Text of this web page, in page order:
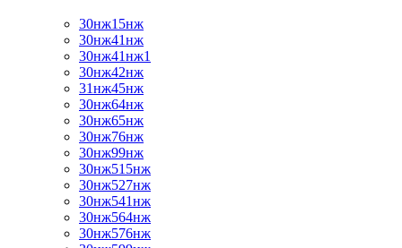
30нж15нж
30нж41нж
30нж41нж1
30нж42нж
31нж45нж
30нж64нж
30нж65нж
30нж76нж
30нж99нж
30нж515нж
30нж527нж
30нж541нж
30нж564нж
30нж576нж